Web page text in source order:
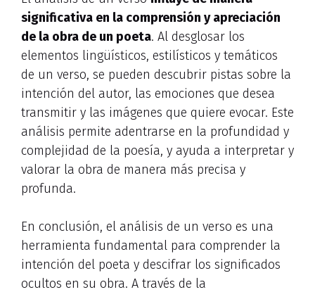
significativa en la comprensión y apreciación
de la obra de un poeta. Al desglosar los
elementos lingüísticos, estilísticos y temáticos
de un verso, se pueden descubrir pistas sobre la
intención del autor, las emociones que desea
transmitir y las imágenes que quiere evocar. Este
análisis permite adentrarse en la profundidad y
complejidad de la poesía, y ayuda a interpretar y
valorar la obra de manera más precisa y
profunda.
En conclusión, el análisis de un verso es una
herramienta fundamental para comprender la
intención del poeta y descifrar los significados
ocultos en su obra. A través de la